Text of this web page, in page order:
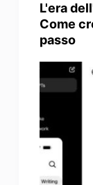
L'era
Come
passo